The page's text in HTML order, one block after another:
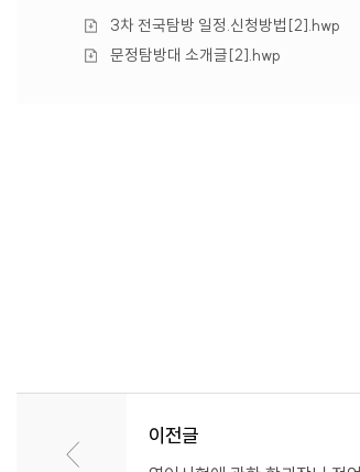
첨
부
3차 전국탐방 일정.신청방법[2].hwp
첨
문정탐방대 소개글[2].hwp
이전글